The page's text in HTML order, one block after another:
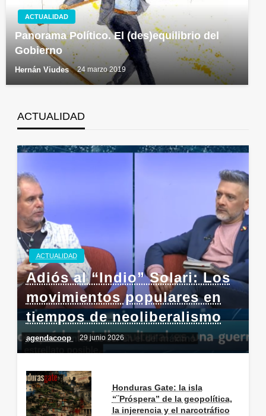
ACTUALIDAD
Panorama Político. El (des)equilibrio del
Gobierno
Hernán Viudes 24 marzo 2019
ACTUALIDAD
ACTUALIDAD
Adiós al “Indio” Solari: Los
movimientos populares en
tiempos de neoliberalismo
agendacoop 29 junio 2026
Honduras Gate: la isla
“¨Próspera” de la geopolítica,
la injerencia y el narcotráfico